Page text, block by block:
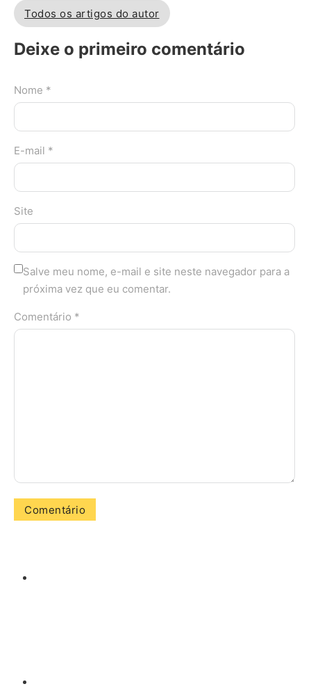
Todos os artigos do autor
Deixe o primeiro comentário
Nome *
E-mail *
Site
Salve meu nome, e-mail e site neste navegador para a
próxima vez que eu comentar.
Comentário *